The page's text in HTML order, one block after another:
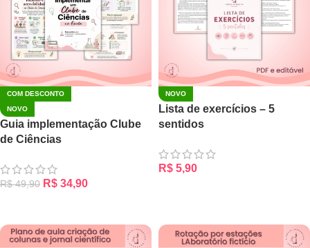
COM DESCONTO
NOVO
Guia implementação Clube
de Ciências
R$49,90 R$ 34,90
NOVO
Lista de exercícios – 5
sentidos
R$ 5,90